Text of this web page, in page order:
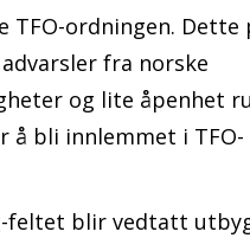
TFO-ordningen. Dette
fra norske
og lite åpenhet
å bli innlemmet i TFO-
feltet blir vedtatt